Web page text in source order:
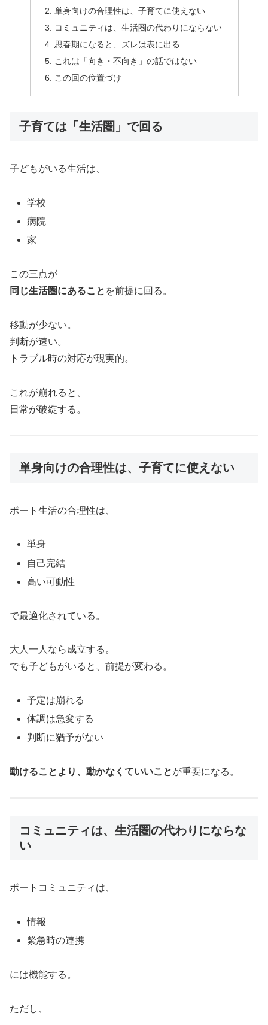
単身向けの合理性は、子育てに使えない
コミュニティは、生活圏の代わりにならない
思春期になると、ズレは表に出る
これは「向き・不向き」の話ではない
この回の位置づけ
子育ては「生活圏」で回る
子どもがいる生活は、
学校
病院
家
この三点が
同じ生活圏にあること を前提に回る。
移動が少ない。
判断が速い。
トラブル時の対応が現実的。
これが崩れると、
日常が破綻する。
単身向けの合理性は、子育てに使えない
ボート生活の合理性は、
単身
自己完結
高い可動性
で最適化されている。
大人一人なら成立する。
でも子どもがいると、前提が変わる。
予定は崩れる
体調は急変する
判断に猶予がない
動けることより、動かなくていいことが重要になる。
コミュニティは、生活圏の代わりにならな
い
ボートコミュニティは、
情報
緊急時の連携
には機能する。
ただし、